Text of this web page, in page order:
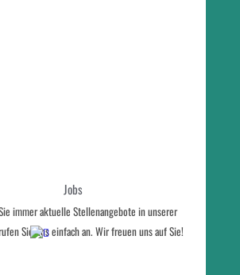
Jobs
immer aktuelle Stellenangebote in unserer
Sie uns einfach an. Wir freuen uns auf Sie!